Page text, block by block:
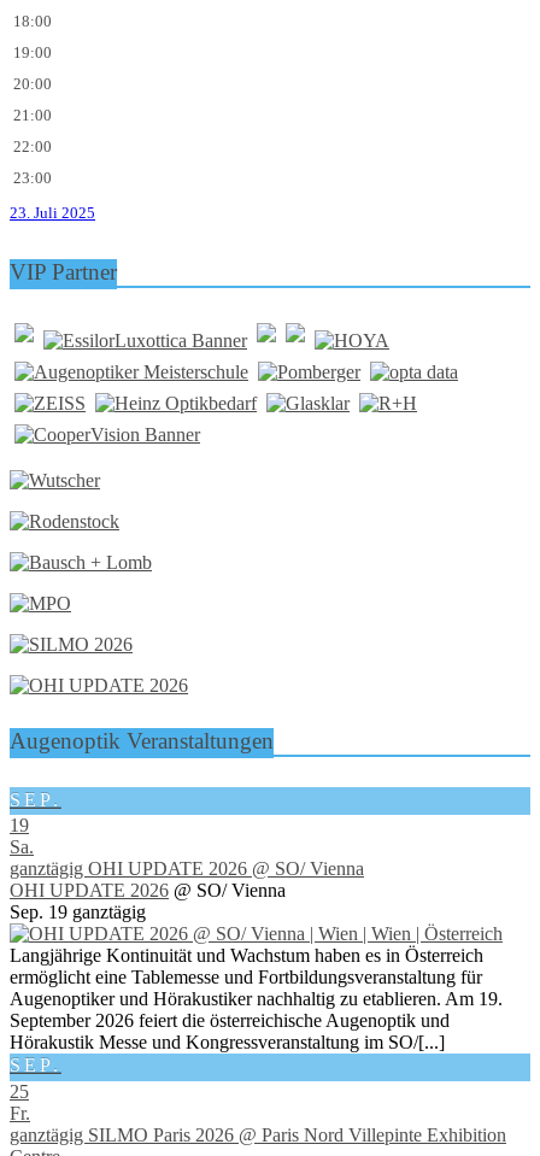
18:00
19:00
20:00
21:00
22:00
23:00
23. Juli 2025
VIP Partner
Augenoptik Veranstaltungen
SEP.
19
Sa.
ganztägig OHI UPDATE 2026 @ SO/ Vienna
OHI UPDATE 2026 @ SO/ Vienna
Sep. 19 ganztägig
Langjährige Kontinuität und Wachstum haben es in Österreich
ermöglicht eine Tablemesse und Fortbildungsveranstaltung für
Augenoptiker und Hörakustiker nachhaltig zu etablieren. Am 19.
September 2026 feiert die österreichische Augenoptik und
Hörakustik Messe und Kongressveranstaltung im SO/[...]
SEP.
25
Fr.
ganztägig SILMO Paris 2026 @ Paris Nord Villepinte Exhibition